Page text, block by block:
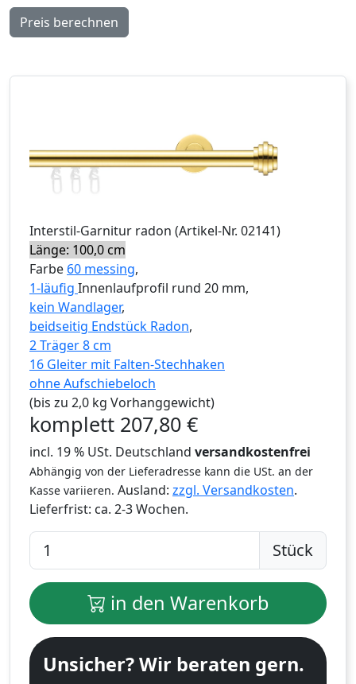
Preis berechnen
Interstil-Garnitur radon (Artikel-Nr. 02141)
Länge: 100,0 cm
Farbe 60 messing,
1-läufig Innenlaufprofil rund 20 mm,
kein Wandlager,
beidseitig Endstück Radon,
2 Träger 8 cm
16 Gleiter mit Falten-Stechhaken
ohne Aufschiebeloch
(bis zu 2,0 kg Vorhanggewicht)
komplett 207,80 €
incl. 19 % USt. Deutschland versandkostenfrei
Abhängig von der Lieferadresse kann die USt. an der
Kasse variieren. Ausland: zzgl. Versandkosten.
Lieferfrist: ca. 2-3 Wochen.
Stück
in den Warenkorb
Unsicher? Wir beraten gern.